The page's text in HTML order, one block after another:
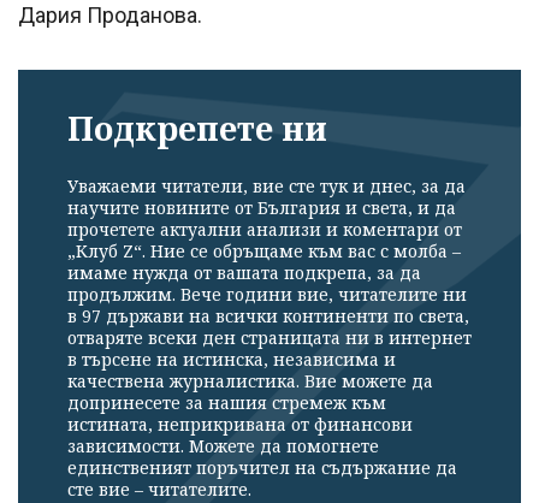
Успешно
излязохте от
профила си!
Дария Проданова.
Подкрепете ни
Уважаеми читатели, вие сте тук и днес, за да
научите новините от България и света, и да
прочетете актуални анализи и коментари от
„Клуб Z“. Ние се обръщаме към вас с молба –
имаме нужда от вашата подкрепа, за да
продължим. Вече години вие, читателите ни
в 97 държави на всички континенти по света,
отваряте всеки ден страницата ни в интернет
в търсене на истинска, независима и
качествена журналистика. Вие можете да
допринесете за нашия стремеж към
истината, неприкривана от финансови
зависимости. Можете да помогнете
единственият поръчител на съдържание да
сте вие – читателите.